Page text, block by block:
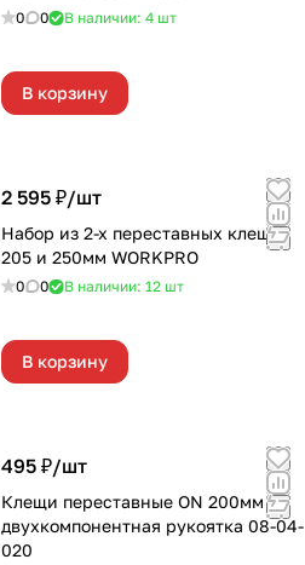
0 0 В наличии: 4 шт
В корзину
2 595 ₽/шт
Набор из 2-х переставных клещей
205 и 250мм WORKPRO
0 0 В наличии: 12 шт
В корзину
495 ₽/шт
Клещи переставные ON 200мм
двухкомпонентная рукоятка 08-04-
020